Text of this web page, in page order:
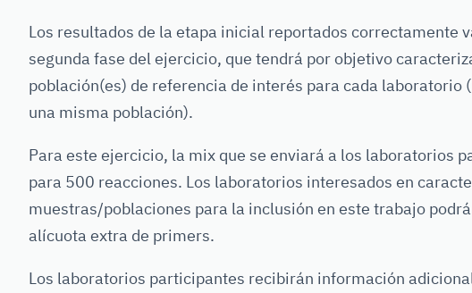
Los resultados de la etapa inicial reportados correctamente
segunda fase del ejercicio, que tendrá por objetivo
población(es) de referencia de interés para cada laboratorio
una misma población).
Para este ejercicio, la mix que se enviará a los laboratorios
para 500 reacciones. Los laboratorios interesados en
muestras/poblaciones para la inclusión en este trabajo
alícuota extra de primers.
Los laboratorios participantes recibirán información